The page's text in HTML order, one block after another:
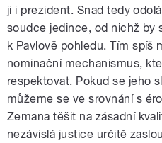
ji i prezident. Snad tedy
soudce jedince, od nichž by
k Pavlově pohledu. Tím spíš
nominační mechanismus,
respektovat. Pokud se jeho
můžeme se ve srovnání s
Zemana těšit na zásadní
nezávislá justice určitě